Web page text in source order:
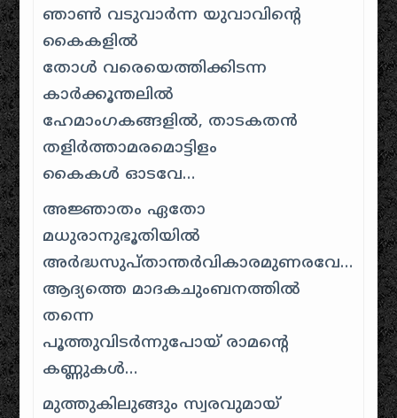
ഞാണ്‍ വടുവാര്‍ന്ന യുവാവിന്റെ
കൈകളില്‍
തോള്‍ വരെയെത്തിക്കിടന്ന
കാര്‍ക്കൂന്തലില്‍
ഹേമാംഗകങ്ങളില്‍, താടകതന്‍
തളിര്‍ത്താമരമൊട്ടിളം
കൈകള്‍ ഓടവേ…
അജ്ഞാതം ഏതോ
മധുരാനുഭൂതിയില്‍
അര്‍ദ്ധസുപ്താന്തര്‍വികാരമുണരവേ…
ആദ്യത്തെ മാദകചുംബനത്തില്‍
തന്നെ
പൂത്തുവിടര്‍ന്നുപോയ് രാമന്റെ
കണ്ണുകള്‍…
മുത്തുകിലുങ്ങും സ്വരവുമായ്